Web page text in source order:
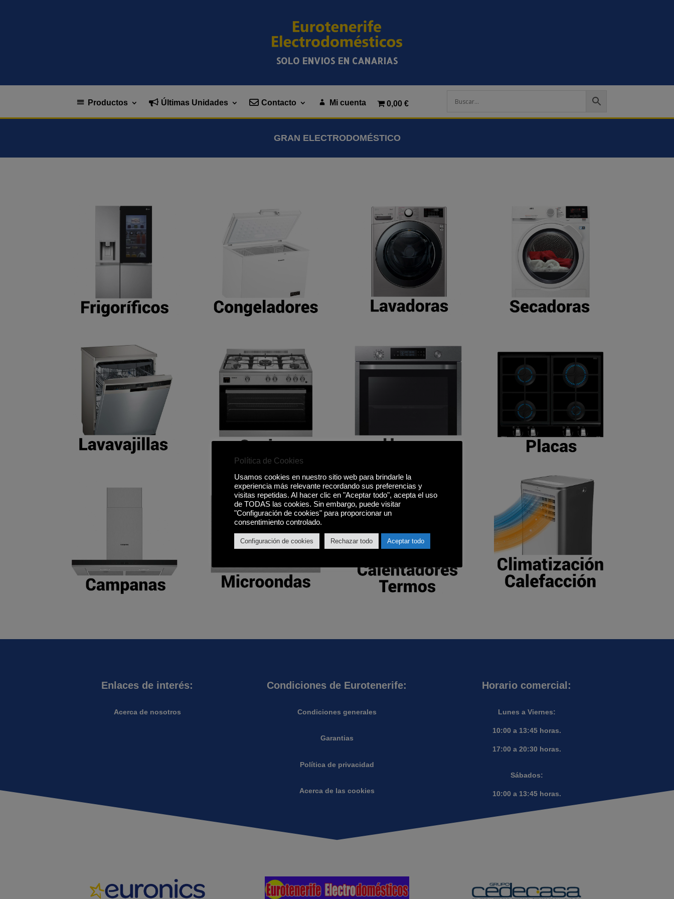
SOLO ENVIOS EN CANARIAS
Productos Últimas Unidades Contacto Mi cuenta 0,00 €
GRAN ELECTRODOMÉSTICO
Enlaces de interés:
Acerca de nosotros
Condiciones de Eurotenerife:
Condiciones generales
Garantias
Política de privacidad
Acerca de las cookies
Horario comercial:
Lunes a Viernes:
10:00 a 13:45 horas.
17:00 a 20:30 horas.
Sábados:
10:00 a 13:45 horas.
Política de Cookies
Usamos cookies en nuestro sitio web para brindarle la
experiencia más relevante recordando sus preferencias y
visitas repetidas. Al hacer clic en "Aceptar todo", acepta el uso
de TODAS las cookies. Sin embargo, puede visitar
"Configuración de cookies" para proporcionar un
consentimiento controlado.
Configuración de cookies Rechazar todo Aceptar todo